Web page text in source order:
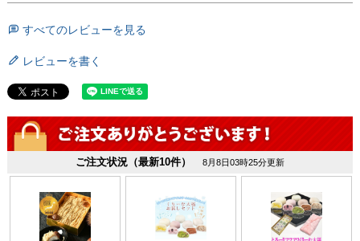
すべてのレビューを見る
レビューを書く